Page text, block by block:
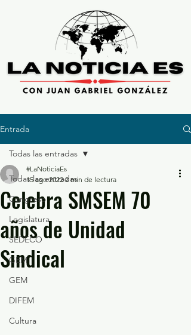
Entrada
Todas las entradas
Congreso
Legislatura
SEDECO
GEM
GEM
DIFEM
Cultura
Todas las entradas
Celebra SMSEM 70
años de Unidad
Sindical
#LaNoticiaEs
15 ago 2022 2 min de lectura